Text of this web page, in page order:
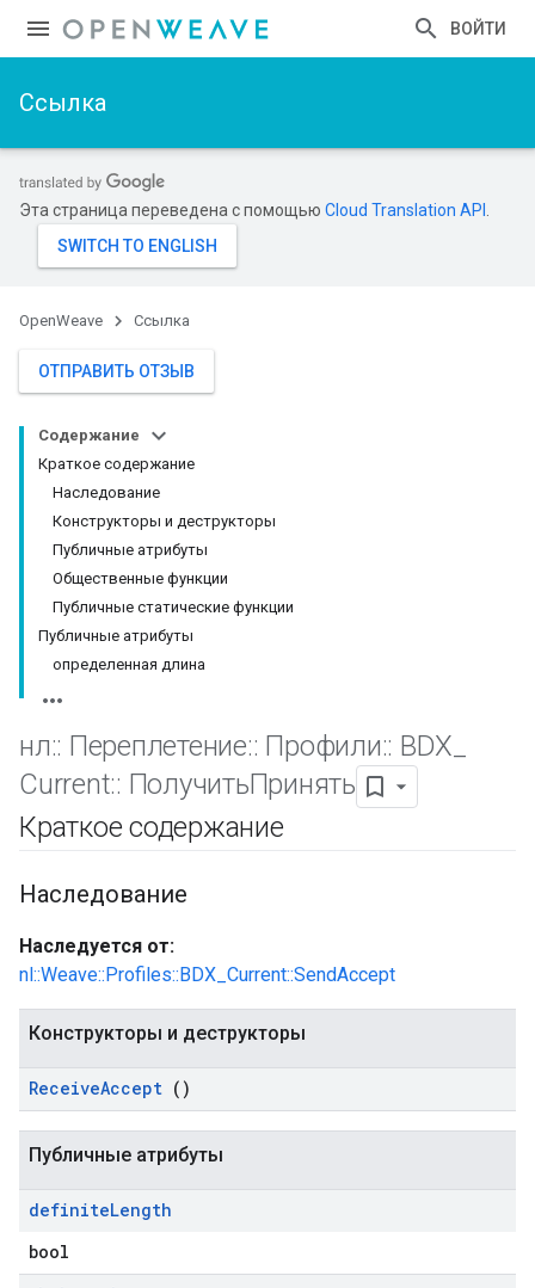
ВОЙТИ
Ссылка
Эта страница переведена с помощью Cloud Translation API
OpenWeave Ссылка
ОТПРАВИТЬ ОТЗЫВ
Содержание
Краткое содержание
Наследование
Конструкторы и деструкторы
Публичные атрибуты
Общественные функции
Публичные статические функции
Публичные атрибуты
определенная длина
нл:: Переплетение:: Профили:: BDX
Current:: ПолучитьПринять
Краткое содержание
Наследование
Наследуется от:
nl::Weave::Profiles::BDX_Current::SendAccept
Конструкторы и деструкторы
ReceiveAccept ()
Публичные атрибуты
definiteLength
bool